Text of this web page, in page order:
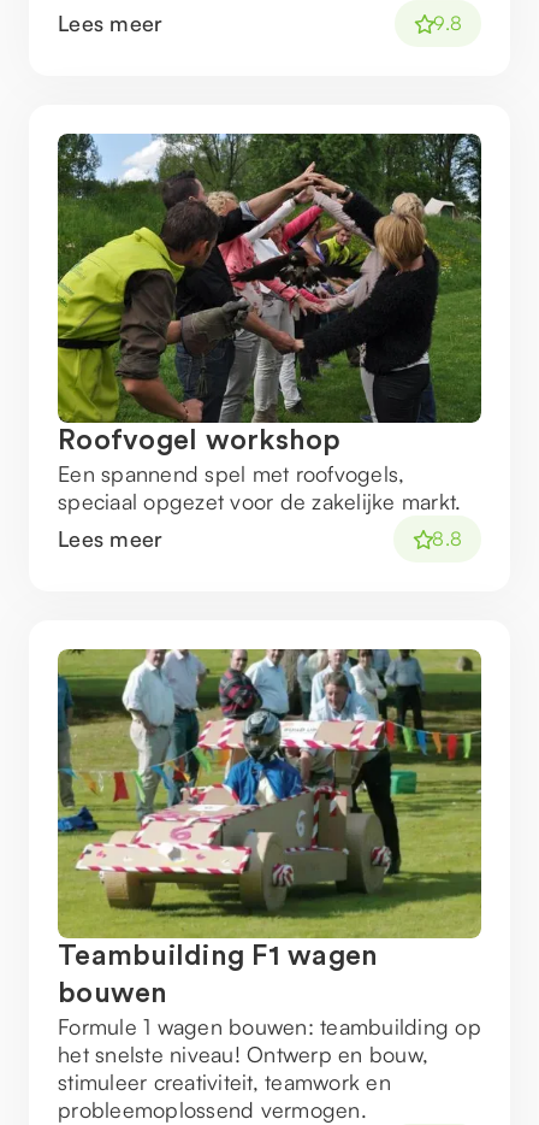
Lees meer
9.8
Roofvogel workshop
Een spannend spel met roofvogels,
speciaal opgezet voor de zakelijke markt.
Lees meer
8.8
Teambuilding F1 wagen
bouwen
Formule 1 wagen bouwen: teambuilding op
het snelste niveau! Ontwerp en bouw,
stimuleer creativiteit, teamwork en
probleemoplossend vermogen.